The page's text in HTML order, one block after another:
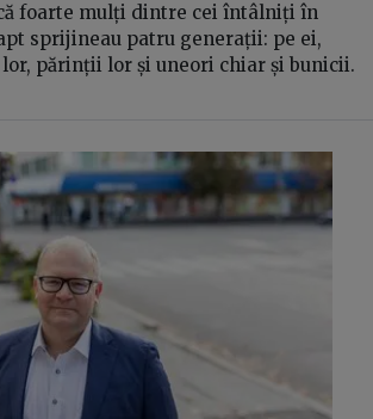
foarte mulți dintre cei întâlniți în
sprijineau patru generații: pe ei,
părinții lor și uneori chiar și bunicii.